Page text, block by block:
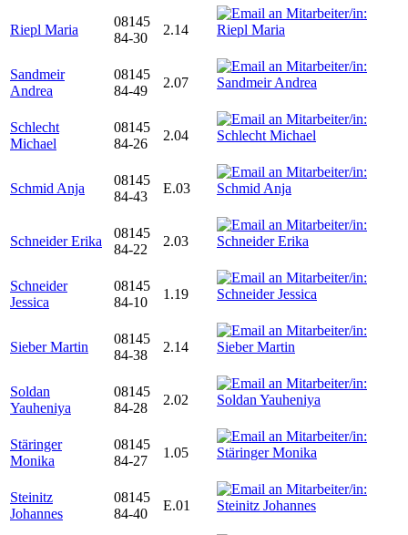
Riepl Maria
08145
84-30
2.14
Sandmeir
Andrea
08145
84-49
2.07
Schlecht
Michael
08145
84-26
2.04
Schmid Anja
08145
84-43
E.03
Schneider Erika
08145
84-22
2.03
Schneider
Jessica
08145
84-10
1.19
Sieber Martin
08145
84-38
2.14
Soldan
Yauheniya
08145
84-28
2.02
Stäringer
Monika
08145
84-27
1.05
Steinitz
Johannes
08145
84-40
E.01